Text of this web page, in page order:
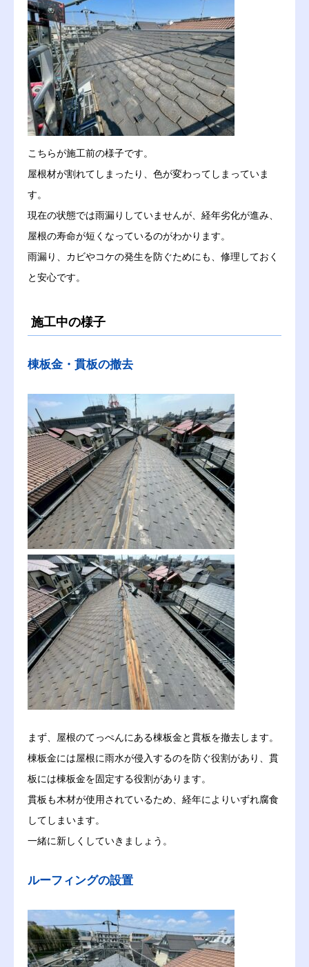
こちらが施工前の様子です。
屋根材が割れてしまったり、色が変わってしまっていま
す。
現在の状態では雨漏りしていませんが、経年劣化が進み、
屋根の寿命が短くなっているのがわかります。
雨漏り、カビやコケの発生を防ぐためにも、修理しておく
と安心です。
施工中の様子
棟板金・貫板の撤去
まず、屋根のてっぺんにある棟板金と貫板を撤去します。
棟板金には屋根に雨水が侵入するのを防ぐ役割があり、貫
板には棟板金を固定する役割があります。
貫板も木材が使用されているため、経年によりいずれ腐食
してしまいます。
一緒に新しくしていきましょう。
ルーフィングの設置